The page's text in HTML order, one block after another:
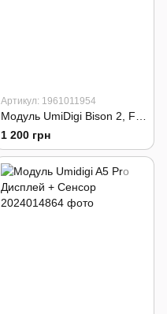
Артикул: 1961011954
1 200 грн